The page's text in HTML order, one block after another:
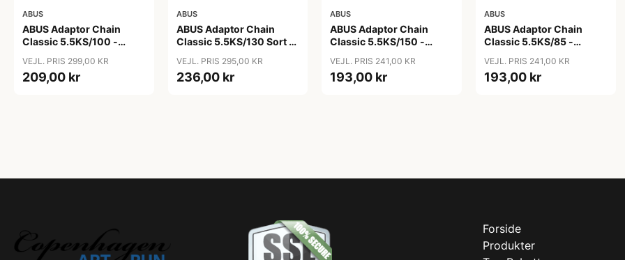
ABUS
ABUS Adaptor Chain
Classic 5.5KS/100 -
VEJL. PRIS 299,00 KR
209,00 kr
ABUS
ABUS Adaptor Chain
Classic 5.5KS/130 Sort -
VEJL. PRIS 295,00 KR
236,00 kr
ABUS
ABUS Adaptor Chain
Classic 5.5KS/150 -
VEJL. PRIS 241,00 KR
193,00 kr
ABUS
ABUS Adaptor Chain
Classic 5.5KS/85 -
VEJL. PRIS 241,00 KR
193,00 kr
Forside
Produkter